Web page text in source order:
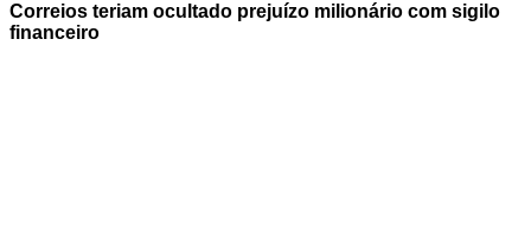
Correios teriam ocultado prejuízo milionário com sigilo
financeiro